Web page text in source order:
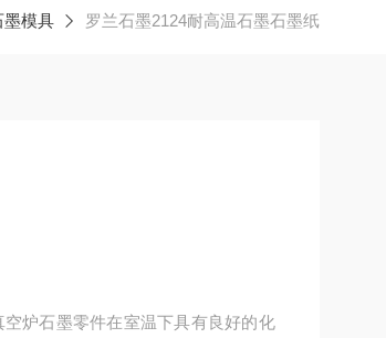
墨模具 罗兰石墨2124耐高温石墨石墨纸
炉石墨零件在室温下具有良好的化